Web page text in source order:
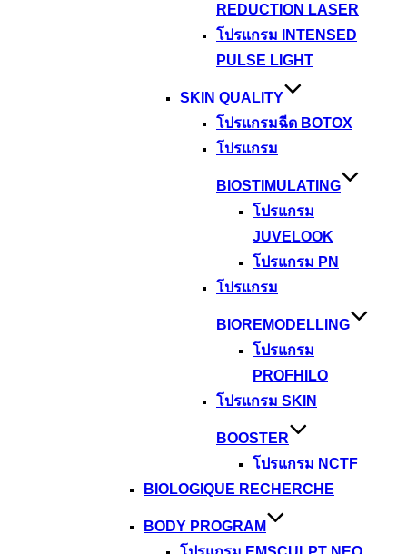
REDUCTION LASER
โปรแกรม INTENSED
PULSE LIGHT
SKIN QUALITY
โปรแกรมฉีด BOTOX
โปรแกรม
BIOSTIMULATING
โปรแกรม
JUVELOOK
โปรแกรม PN
โปรแกรม
BIOREMODELLING
โปรแกรม
PROFHILO
โปรแกรม SKIN
BOOSTER
โปรแกรม NCTF
BIOLOGIQUE RECHERCHE
BODY PROGRAM